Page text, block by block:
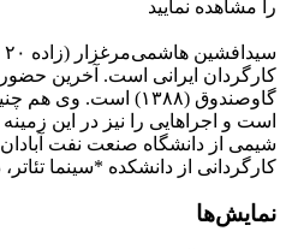
را مشاهده نمایید
کارگردان ایرانی است. آخرین حضور
گاوصندوق (۱۳۸۸) است.
است و اجراهایی را نیز در این
کارگردانی از دانشکده *سینما تئاتر،
نمایش‌ها